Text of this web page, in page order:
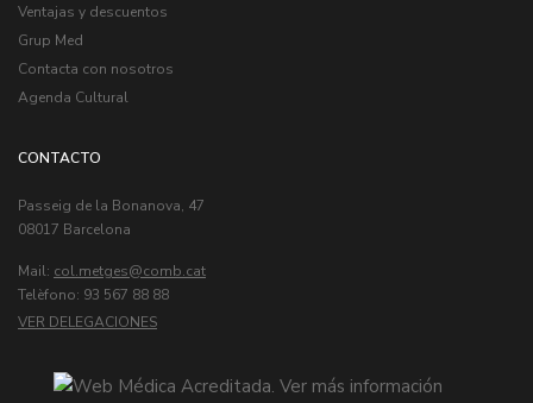
Ventajas y descuentos
Grup Med
Contacta con nosotros
Agenda Cultural
CONTACTO
Passeig de la Bonanova, 47
08017 Barcelona
Mail: col.metges
Telèfono: 93 567 88 88
VER DELEGACIONES